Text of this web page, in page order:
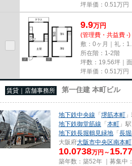
坪単価： 0.51 万円
9.9万円
(管理費・共益費 -)
敷：0ヶ月｜礼：
所在階：1-2階
坪数：19.56坪｜
坪単価： 0.51 万円
賃貸｜店舗事務所 第一住建 本町ビル
地下鉄中央線 「堺筋本町
地下鉄御堂筋線 「本町 」
地下鉄長堀鶴見緑地 「長
大阪府大阪市中央区南本町
10.0738万円～
築年数：築52年 ｜募集中：